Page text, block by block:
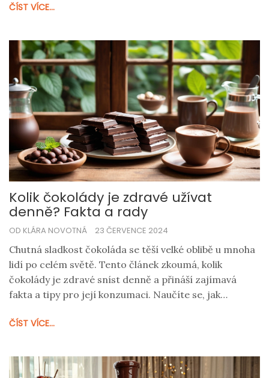
a jeho zdravotní přínosy. Čtenáři se mohou těšit na
podobě.
ČÍST VÍCE...
Kolik čokolády je zdravé užívat
denně? Fakta a rady
OD KLÁRA NOVOTNÁ 23 ČERVENCE 2024
Chutná sladkost čokoláda se těší velké oblibě u mnoha
lidí po celém světě. Tento článek zkoumá, kolik
čokolády je zdravé sníst denně a přináší zajímavá
fakta a tipy pro její konzumaci. Naučíte se, jak
dávat pozor, abyste si nezpůsobili zdravotní problémy.
ČÍST VÍCE...